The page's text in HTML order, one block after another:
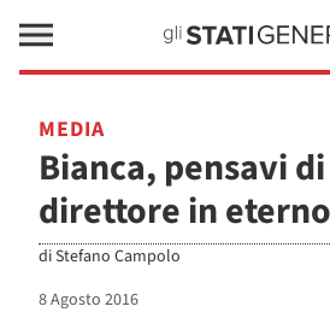
MEDIA
Bianca, pensavi
direttore in
diStefano Campolo
8 Agosto 2016